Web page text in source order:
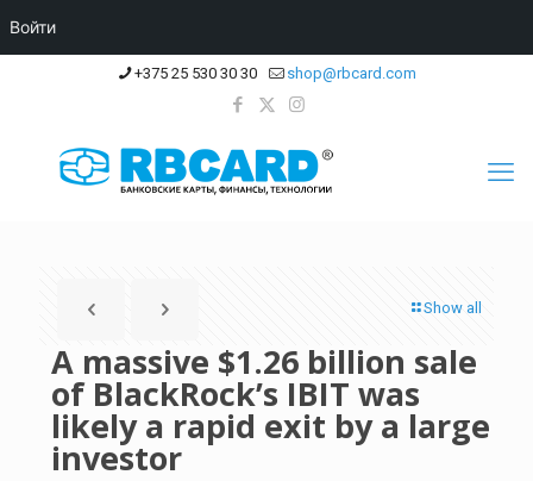
+375 25 530 30 30 shop@rbcard.com
Show all
A massive $1.26 billion sale
of BlackRock’s IBIT was
likely a rapid exit by a large
investor
Войти